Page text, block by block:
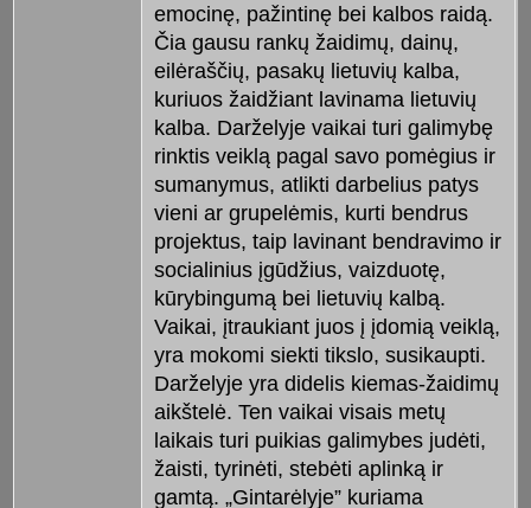
emocinę, pažintinę bei kalbos raidą.
Čia gausu rankų žaidimų, dainų,
eilėraščių, pasakų lietuvių kalba,
kuriuos žaidžiant lavinama lietuvių
kalba. Darželyje vaikai turi galimybę
rinktis veiklą pagal savo pomėgius ir
sumanymus, atlikti darbelius patys
vieni ar grupelėmis, kurti bendrus
projektus, taip lavinant bendravimo ir
socialinius įgūdžius, vaizduotę,
kūrybingumą bei lietuvių kalbą.
Vaikai, įtraukiant juos į įdomią veiklą,
yra mokomi siekti tikslo, susikaupti.
Darželyje yra didelis kiemas-žaidimų
aikštelė. Ten vaikai visais metų
laikais turi puikias galimybes judėti,
žaisti, tyrinėti, stebėti aplinką ir
gamtą. „Gintarėlyje” kuriama